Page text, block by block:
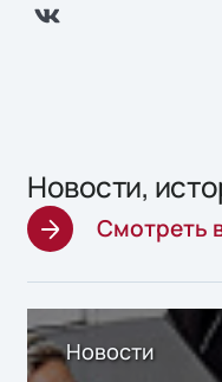
Новости,
Смотреть
Новости